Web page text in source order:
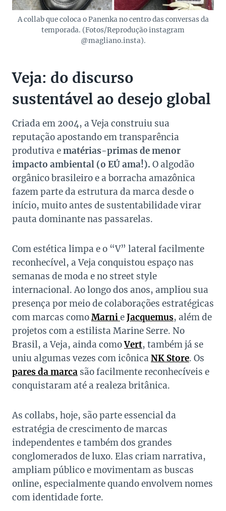
A collab que coloca o Panenka no centro das conversas da
temporada. (Fotos/Reprodução instagram
@magliano.insta).
Veja: do discurso
sustentável ao desejo global
Criada em 2004, a Veja construiu sua
reputação apostando em transparência
produtiva ematérias-primas de menor
impacto ambiental (o EÚ ama!). O algodão
orgânico brasileiro e a borracha amazônica
fazem parte da estrutura da marca desde o
início, muito antes de sustentabilidade virar
pauta dominante nas passarelas.
Com estética limpa e o “V” lateral facilmente
reconhecível, a Veja conquistou espaço nas
semanas de moda e no street style
internacional. Ao longo dos anos, ampliou sua
presença por meio de colaborações estratégicas
com marcas comoMarnieJacquemus, além de
projetos com a estilista Marine Serre. No
Brasil, a Veja, ainda comoVert, também já se
uniu algumas vezes com icônica NK Store. Os
pares da marca são facilmente reconhecíveis e
conquistaram até a realeza britânica.
As collabs, hoje, são parte essencial da
estratégia de crescimento de marcas
independentes e também dos grandes
conglomerados de luxo. Elas criam narrativa,
ampliam público e movimentam as buscas
online, especialmente quando envolvem nomes
com identidade forte.